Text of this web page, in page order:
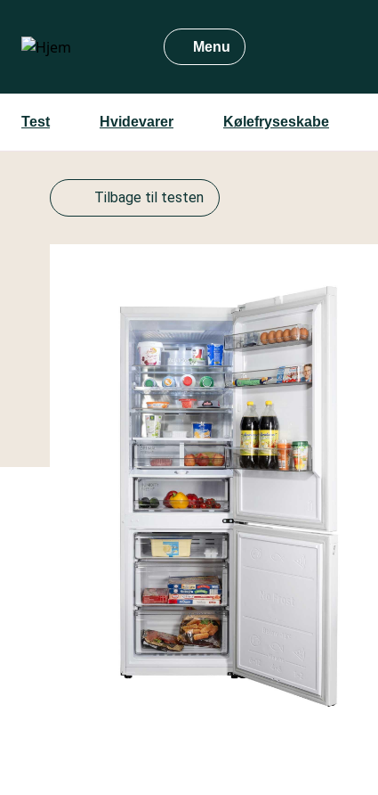
hovedindhold
Menu
Test Hvidevarer Kølefryseskabe
Tilbage til testen